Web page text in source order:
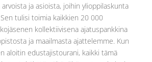
ja asioista, joihin ylioppilaskunta
tulisi toimia kaikkien 20 000
kollektiivisena ajatuspankkina
ja maailmasta ajattelemme. Kun
aloitin edustajistourani, kaikki tämä